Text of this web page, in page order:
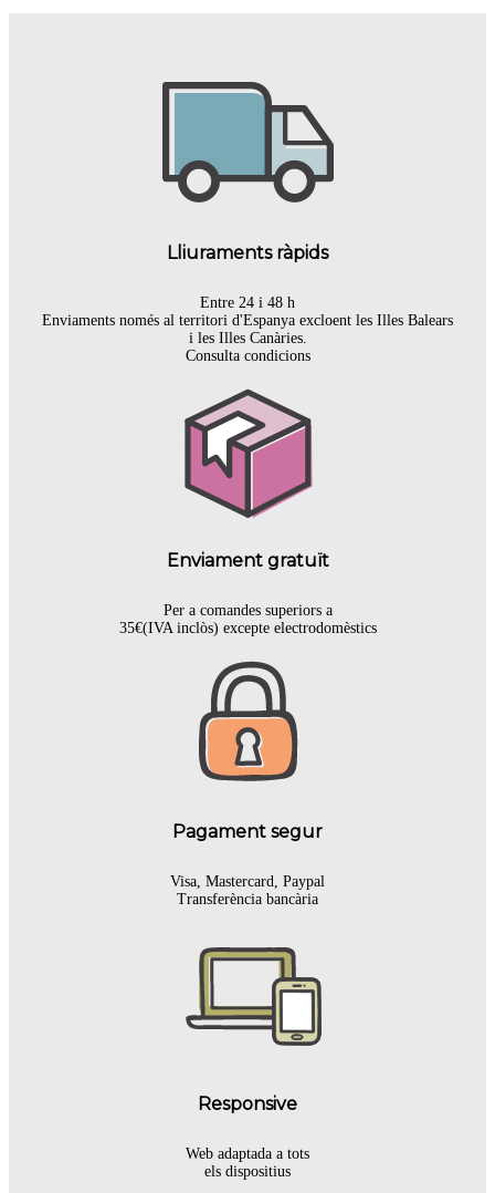
Lliuraments ràpids
Entre 24 i 48 h
Enviaments només al territori d'Espanya excloent les Illes Balears
i les Illes Canàries.
Consulta condicions
Enviament gratuït
Per a comandes superiors a
35€(IVA inclòs) excepte electrodomèstics
Pagament segur
Visa, Mastercard, Paypal
Transferència bancària
Responsive
Web adaptada a tots
els dispositius